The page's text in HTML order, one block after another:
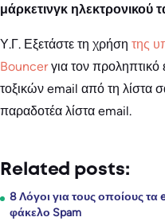
μάρκετινγκ ηλεκτρονικού
Υ.Γ. Εξετάστε τη χρήση της
Bouncerγια τον προληπτικό
τοξικών email από τη λίστα
παραδοτέα λίστα email.
Related posts:
8 Λόγοι για τους οποίους τα
φάκελο Spam